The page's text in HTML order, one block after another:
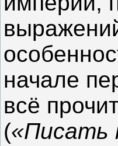
начале
всё
(«Писать